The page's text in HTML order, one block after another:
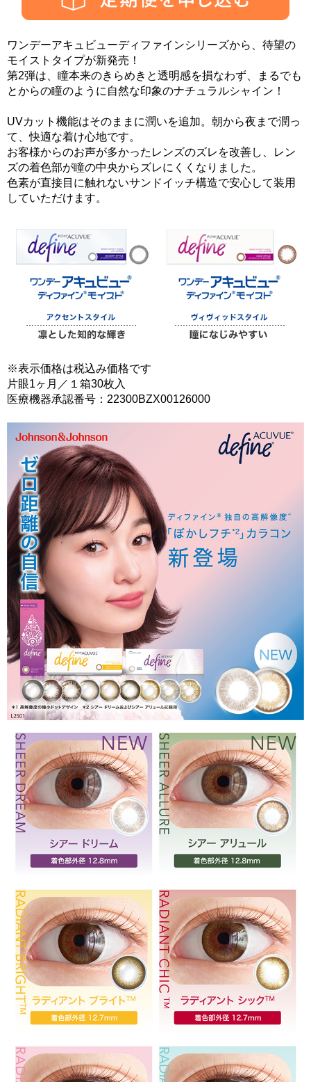
ワンデーアキュビューディファインシリーズから、待望の
モイストタイプが新発売！
第2弾は、瞳本来のきらめきと透明感を損なわず、まるでも
とからの瞳のように自然な印象のナチュラルシャイン！
UVカット機能はそのままに潤いを追加。朝から夜まで潤っ
て、快適な着け心地です。
お客様からのお声が多かったレンズのズレを改善し、レン
ズの着色部が瞳の中央からズレにくくなりました。
色素が直接目に触れないサンドイッチ構造で安心して装用
していただけます。
※表示価格は税込み価格です
片眼1ヶ月／１箱30枚入
医療機器承認番号：22300BZX00126000